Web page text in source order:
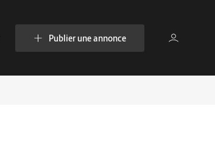
Publier une annonce